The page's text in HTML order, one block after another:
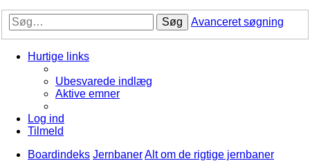
Søg Avanceret søgning
Hurtige links
Ubesvarede indlæg
Aktive emner
Log ind
Tilmeld
Boardindeks JernbanerAlt om de rigtige jernbaner